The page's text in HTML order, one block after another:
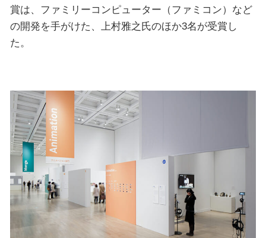
賞は、ファミリーコンピューター（ファミコン）など
の開発を手がけた、上村雅之氏のほか3名が受賞し
た。